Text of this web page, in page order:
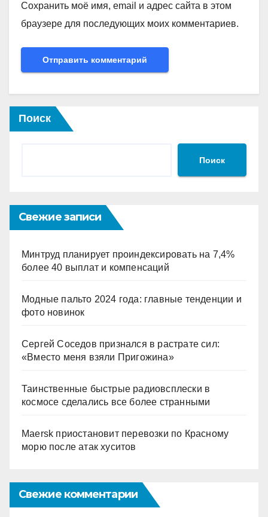
Сохранить моё имя, email и адрес сайта в этом
браузере для последующих моих комментариев.
Поиск
Поиск
Свежие записи
Минтруд планирует проиндексировать на 7,4%
более 40 выплат и компенсаций
Модные пальто 2024 года: главные тенденции и
фото новинок
Сергей Соседов признался в растрате сил:
«Вместо меня взяли Пригожина»
Таинственные быстрые радиовсплески в
космосе сделались все более странными
Maersk приостановит перевозки по Красному
морю после атак хуситов
Свежие комментарии